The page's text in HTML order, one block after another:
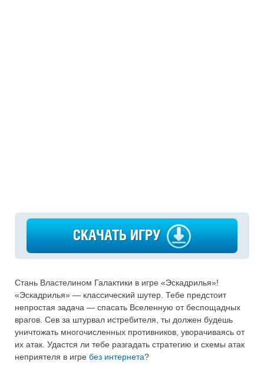
СКАЧАТЬ ИГРУ
Стань Властелином Галактики в игре «Эскадрилья»!
«Эскадрилья» — классический шутер. Тебе предстоит
непростая задача — спасать Вселенную от беспощадных
врагов. Сев за штурвал истребителя, ты должен будешь
уничтожать многочисленных противников, уворачиваясь от
их атак. Удастся ли тебе разгадать стратегию и схемы атак
неприятеля в игре без интернета?